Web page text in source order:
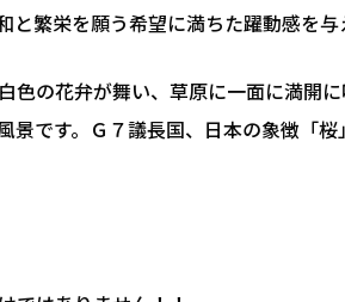
繁栄を願う希望に満ちた躍動感を与
色の花弁が舞い、草原に一面に満開
景です。Ｇ７議長国、日本の象徴「